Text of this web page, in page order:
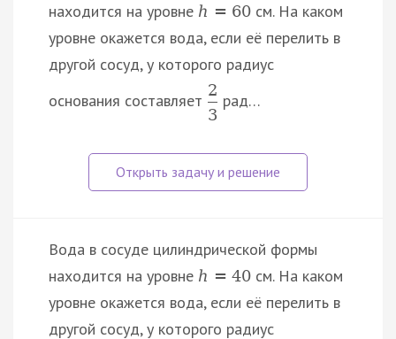
находится на уровне h = 60 см. На каком
уровне окажется вода, если её перелить в
другой сосуд, у которого радиус
основания составляет
2
3
рад…
Вода в сосуде цилиндрической формы
находится на уровне h = 40 см. На каком
уровне окажется вода, если её перелить в
другой сосуд, у которого радиус